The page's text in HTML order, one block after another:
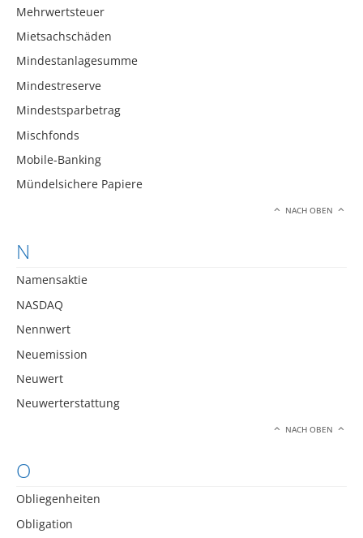
Mehrwertsteuer
Mietsachschäden
Mindestanlagesumme
Mindestreserve
Mindestsparbetrag
Mischfonds
Mobile-Banking
Mündelsichere Papiere
NACH OBEN
N
Namensaktie
NASDAQ
Nennwert
Neuemission
Neuwert
Neuwerterstattung
NACH OBEN
O
Obliegenheiten
Obligation